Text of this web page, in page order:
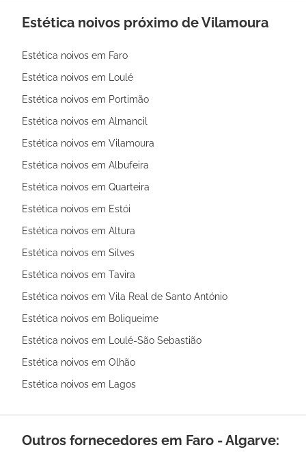
Estética noivos próximo de Vilamoura
Estética noivos em Faro
Estética noivos em Loulé
Estética noivos em Portimão
Estética noivos em Almancil
Estética noivos em Vilamoura
Estética noivos em Albufeira
Estética noivos em Quarteira
Estética noivos em Estói
Estética noivos em Altura
Estética noivos em Silves
Estética noivos em Tavira
Estética noivos em Vila Real de Santo António
Estética noivos em Boliqueime
Estética noivos em Loulé-São Sebastião
Estética noivos em Olhão
Estética noivos em Lagos
Outros fornecedores em Faro - Algarve: